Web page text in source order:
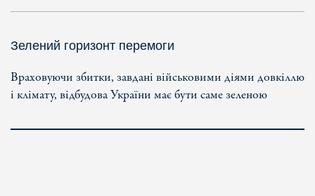
Зелений горизонт перемоги
Враховуючи збитки, завдані військовими діями довкіллю
і клімату, відбудова України має бути саме зеленою